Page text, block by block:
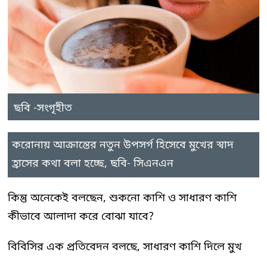
ছবি -সংগৃহীত
করোনায় আক্রান্তের নতুন উপসর্গ হিসেবে মুখের স্বাদ
হ্রাসের কথা বলা হচ্ছে, ছবি- সিএনএন
কিন্তু অনেকেই বলছেন, শুকনো কাশি ও সাধারণ কাশি
কীভাবে আলাদা করে বোঝা যাবে?
বিবিসির এক প্রতিবেদন বলছে, সাধারণ কাশি দিলে মুখ